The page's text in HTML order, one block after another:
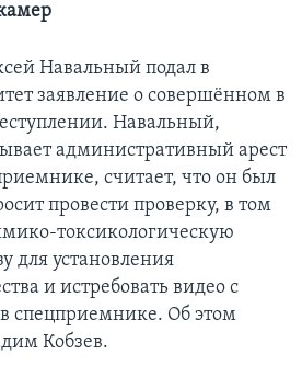
Навальный подал в
заявление о совершённом в
Навальный,
административный арест
считает, что он был
провести проверку, в том
токсикологическую
для установления
и истребовать видео с
спецприемнике. Об этом
Кобзев.